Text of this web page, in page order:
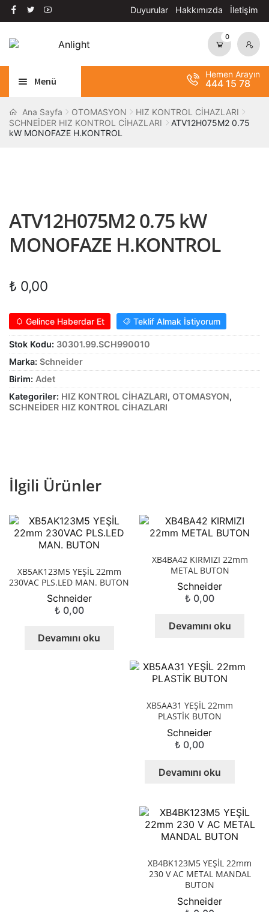
Duyurular Hakkımızda İletişim
Dolaşıma
İçeriğe
0
Menü
AYDINLATMA
Alt
OTOMASYON
BANT / YAPIŞTIRICILAR
ŞALT MALZEMELERİ
KABLO
SARF MALZEME
PANOLAR
Alt
ASPİRATÖRLER
Hemen Arayın
444 15 78
Ana Sayfa OTOMASYON
HIZ KONTROL CİHAZLARI
SCHNEİDER HIZ KONTROL CİHAZLARI
ATV12H075M2 0.75
kW MONOFAZE H.KONTROL
ATV12H075M2 0.75 kW
MONOFAZE H.KONTROL
₺ 0,00
Gelince Haberdar Et Teklif Almak İstiyorum
Stok Kodu: 30301.99.SCH990010
Marka: Schneider
Birim: Adet
Kategoriler: HIZ KONTROL CİHAZLARI, OTOMASYON,
SCHNEİDER HIZ KONTROL CİHAZLARI
İlgili Ürünler
XB5AK123M5 YEŞİL 22mm
230VAC PLS.LED MAN. BUTON
Schneider
₺ 0,00
Devamını oku
XB4BA42 KIRMIZI 22mm
METAL BUTON
Schneider
₺ 0,00
Devamını oku
XB5AA31 YEŞİL 22mm
PLASTİK BUTON
Schneider
₺ 0,00
Devamını oku
XB4BK123M5 YEŞİL 22mm
230 V AC METAL MANDAL
BUTON
Schneider